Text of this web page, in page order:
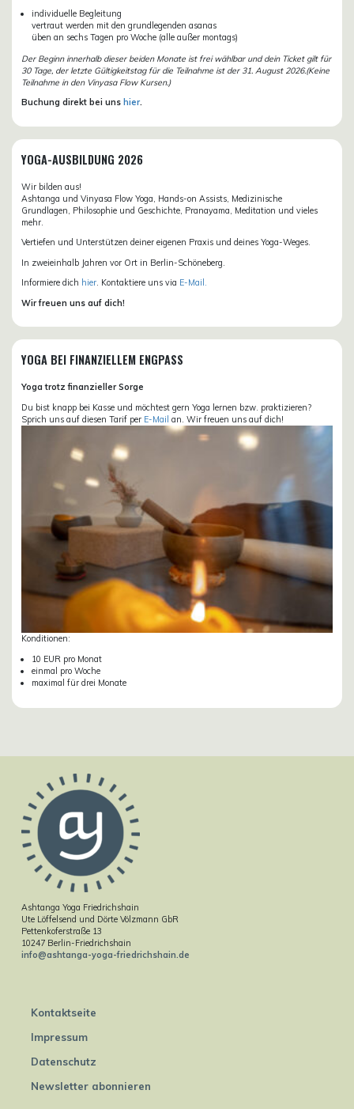
individuelle Begleitung
vertraut werden mit den grundlegenden asanas
üben an sechs Tagen pro Woche (alle außer montags)
Der Beginn innerhalb dieser beiden Monate ist frei wählbar und dein Ticket gilt für
30 Tage, der letzte Gültigkeitstag für die Teilnahme ist der 31. August 2026.(Keine
Teilnahme in den Vinyasa Flow Kursen.)
Buchung direkt bei uns hier.
YOGA-AUSBILDUNG 2026
Wir bilden aus!
Ashtanga und Vinyasa Flow Yoga, Hands-on Assists, Medizinische
Grundlagen, Philosophie und Geschichte, Pranayama, Meditation und vieles
mehr.
Vertiefen und Unterstützen deiner eigenen Praxis und deines Yoga-Weges.
In zweieinhalb Jahren vor Ort in Berlin-Schöneberg.
Informiere dich hier. Kontaktiere uns via E-Mail.
Wir freuen uns auf dich!
YOGA BEI FINANZIELLEM ENGPASS
Yoga trotz finanzieller Sorge
Du bist knapp bei Kasse und möchtest gern Yoga lernen bzw. praktizieren?
Sprich uns auf diesen Tarif per E-Mail an. Wir freuen uns auf dich!
Konditionen:
10 EUR pro Monat
einmal pro Woche
maximal für drei Monate
Ashtanga Yoga Friedrichshain
Ute Löffelsend und Dörte Völzmann GbR
Pettenkoferstraße 13
10247 Berlin-Friedrichshain
info@ashtanga-yoga-friedrichshain.de
Kontaktseite
Impressum
Datenschutz
Newsletter abonnieren